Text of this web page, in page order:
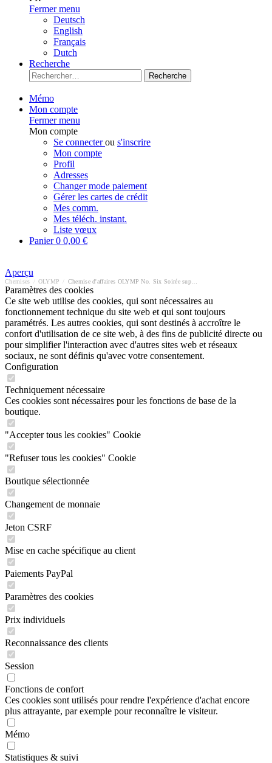
Fermer menu
Deutsch
English
Français
Dutch
Recherche
Recherche
Mémo
Mon compte
Fermer menu
Mon compte
Se connecterou s'inscrire
Mon compte
Profil
Adresses
Changer mode paiement
Gérer les cartes de crédit
Mes comm.
Mes téléch. instant.
Liste vœux
Panier0 0,00 €
Aperçu
Chemises OLYMP
Paramètres des cookies
Ce site web utilise des cookies, qui sont nécessaires au
fonctionnement technique du site web et qui sont toujours
paramétrés. Les autres cookies, qui sont destinés à accroître le
confort d'utilisation de ce site web, à des fins de publicité directe ou
pour simplifier l'interaction avec d'autres sites web et réseaux
sociaux, ne sont définis qu'avec votre consentement.
Configuration
Techniquement nécessaire
Ces cookies sont nécessaires pour les fonctions de base de la
boutique.
"Accepter tous les cookies" Cookie
"Refuser tous les cookies" Cookie
Boutique sélectionnée
Changement de monnaie
Jeton CSRF
Mise en cache spécifique au client
Paiements PayPal
Paramètres des cookies
Prix individuels
Reconnaissance des clients
Session
Fonctions de confort
Ces cookies sont utilisés pour rendre l'expérience d'achat encore
plus attrayante, par exemple pour reconnaître le visiteur.
Mémo
Statistiques & suivi